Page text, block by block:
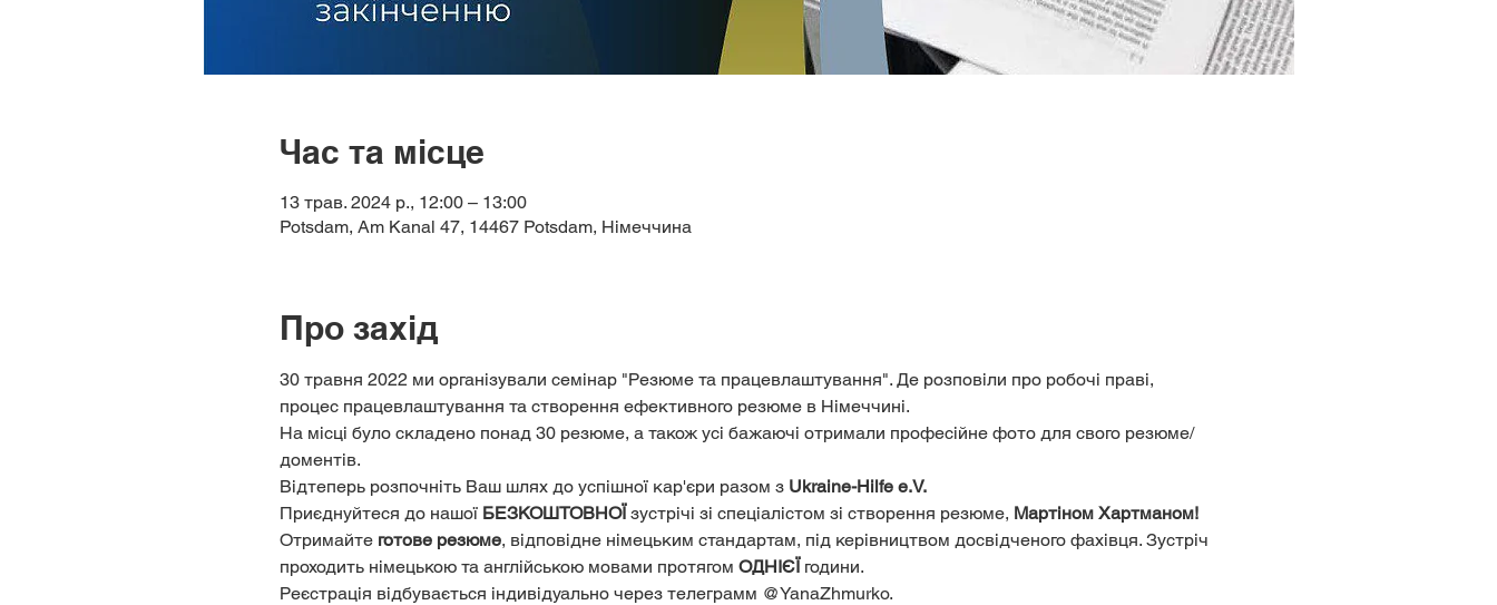
Час та місце
13 трав. 2024 р., 12:00 – 13:00
Potsdam, Am Kanal 47, 14467 Potsdam, Німеччина
Про захід
30 травня 2022 ми організували семінар "Резюме та працевлаштування". Де розповіли про робочі праві,
процес працевлаштування та створення ефективного резюме в Німеччині.
На місці було складено понад 30 резюме, а також усі бажаючі отримали професійне фото для свого резюме/
доментів.
Відтеперь розпочніть Ваш шлях до успішної кар'єри разом з Ukraine-Hilfe e.V. ️
Приєднуйтеся до нашої БЕЗКОШТОВНОЇ зустрічі зі спеціалістом зі створення резюме, Мартіном Хартманом!
Отримайте готове резюме, відповідне німецьким стандартам, під керівництвом досвідченого фахівця. ️Зустріч
проходить німецькою та англійською мовами протягом ОДНІЄЇ години.
Реєстрація відбувається індивідуально через телеграмм @YanaZhmurko.